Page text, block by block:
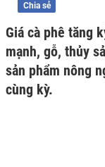
Chia sẻ
Giá cà phê tăng
mạnh, gỗ, thủy
sản phẩm nông
cùng kỳ.